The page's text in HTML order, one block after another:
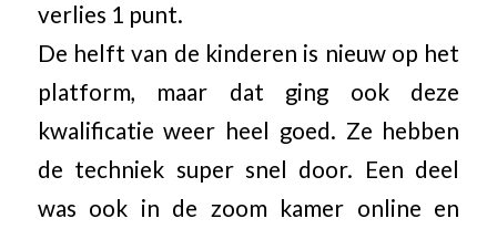
verlies 1 punt.
De helft van de kinderen is nieuw op het
platform, maar dat ging ook deze
kwalificatie weer heel goed. Ze hebben
de techniek super snel door. Een deel
was ook in de zoom kamer online en